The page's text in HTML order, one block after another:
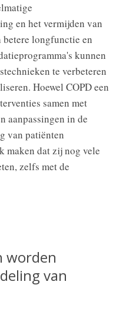
en het vermijden van
longfunctie en
kunnen
te verbeteren
Hoewel COPD een
samen met
aanpassingen in de
van patiënten
maken dat zij nog vele
zelfs met de
worden
van